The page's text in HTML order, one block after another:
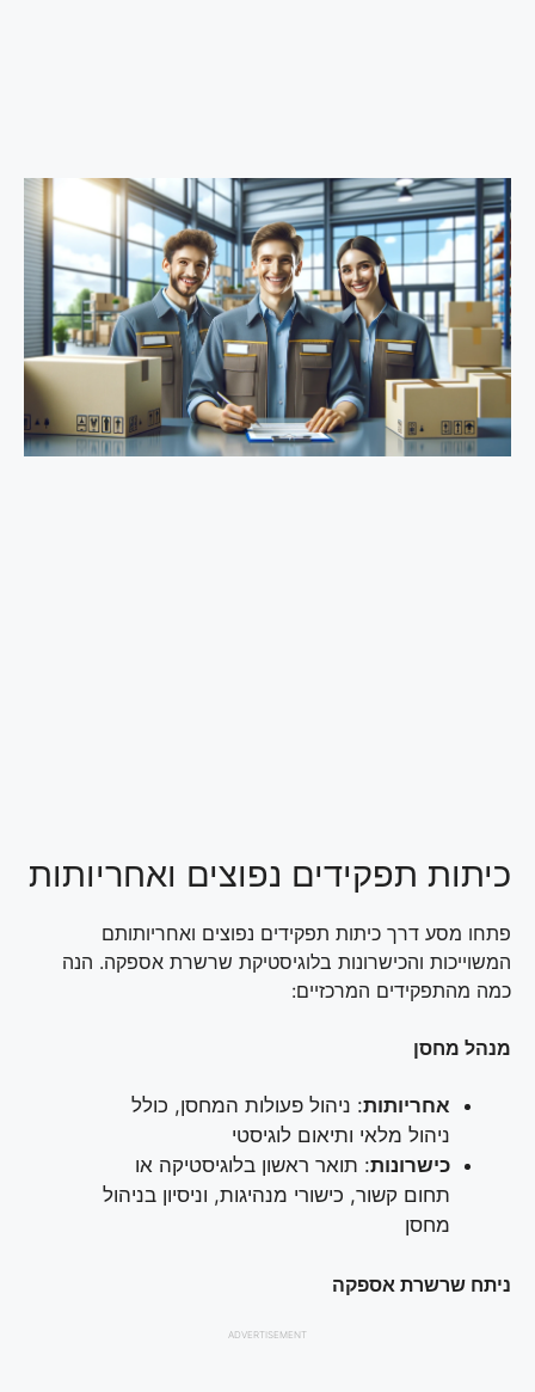
כיתות תפקידים נפוצים ואחריותות
פתחו מסע דרך כיתות תפקידים נפוצים ואחריותותם
המשוייכות והכישרונות בלוגיסטיקת שרשרת אספקה. הנה
כמה מהתפקידים המרכזיים:
מנהל מחסן
אחריותות: ניהול פעולות המחסן, כולל
ניהול מלאי ותיאום לוגיסטי
כישרונות: תואר ראשון בלוגיסטיקה או
תחום קשור, כישורי מנהיגות, וניסיון בניהול
מחסן
ניתח שרשרת אספקה
ADVERTISEMENT